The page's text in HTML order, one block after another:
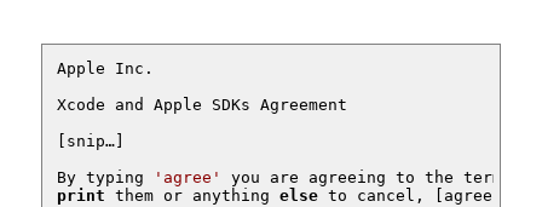
Apple Inc.
Xcode and Apple SDKs Agreement
[snip…]
By typing
'agree'
you are agreeing to the terms
print them or anything else to cancel, [agree,